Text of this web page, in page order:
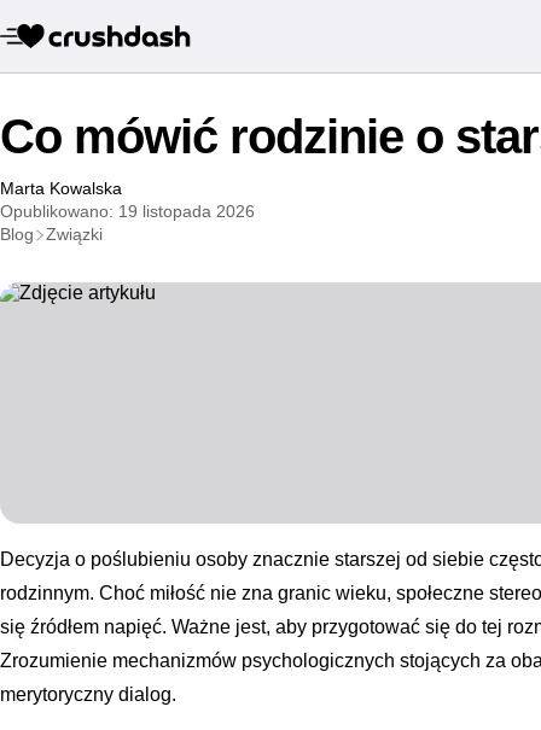
Co mówić rodzinie o
Marta Kowalska
Opublikowano: 19 listopada 2026
Blog
Związki
Decyzja o poślubieniu osoby znacznie starszej od siebie
rodzinnym. Choć miłość nie zna granic wieku, społeczne
się źródłem napięć. Ważne jest, aby przygotować się do tej
Zrozumienie mechanizmów psychologicznych stojących za
merytoryczny dialog.